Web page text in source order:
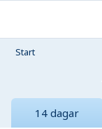
Start
14 dagar